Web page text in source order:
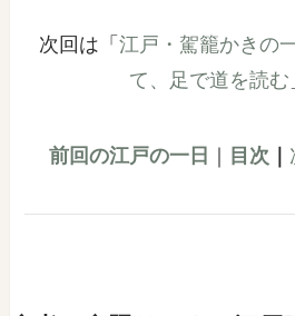
次回は「 江戸・駕籠かきの
て、足で道を読む
前回の江戸の一日 目次